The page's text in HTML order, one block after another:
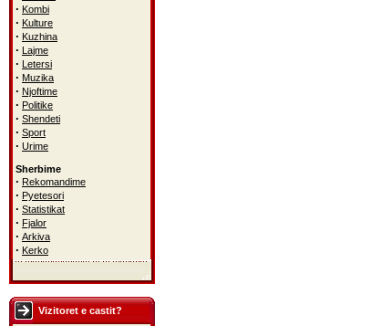
· Kombi
· Kulture
· Kuzhina
· Lajme
· Letersi
· Muzika
· Njoftime
· Politike
· Shendeti
· Sport
· Urime
Sherbime
· Rekomandime
· Pyetesori
· Statistikat
· Fjalor
· Arkiva
· Kerko
Vizitoret e castit?